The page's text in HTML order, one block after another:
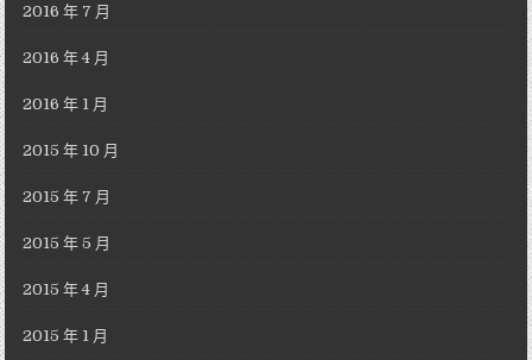
2016 年 7 月
2016 年 4 月
2016 年 1 月
2015 年 10 月
2015 年 7 月
2015 年 5 月
2015 年 4 月
2015 年 1 月